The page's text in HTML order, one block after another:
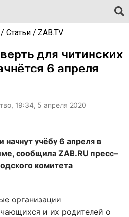
Статьи/ ZAB.TV
для читинских
6 апреля
19:34, 5 апреля 2020
начнут учёбу 6 апреля в
сообщила ZAB.RU пресс–
комитета
организации
и их родителей о